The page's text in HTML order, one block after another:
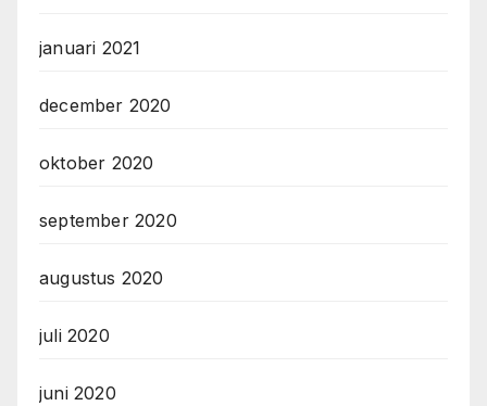
januari 2021
december 2020
oktober 2020
september 2020
augustus 2020
juli 2020
juni 2020